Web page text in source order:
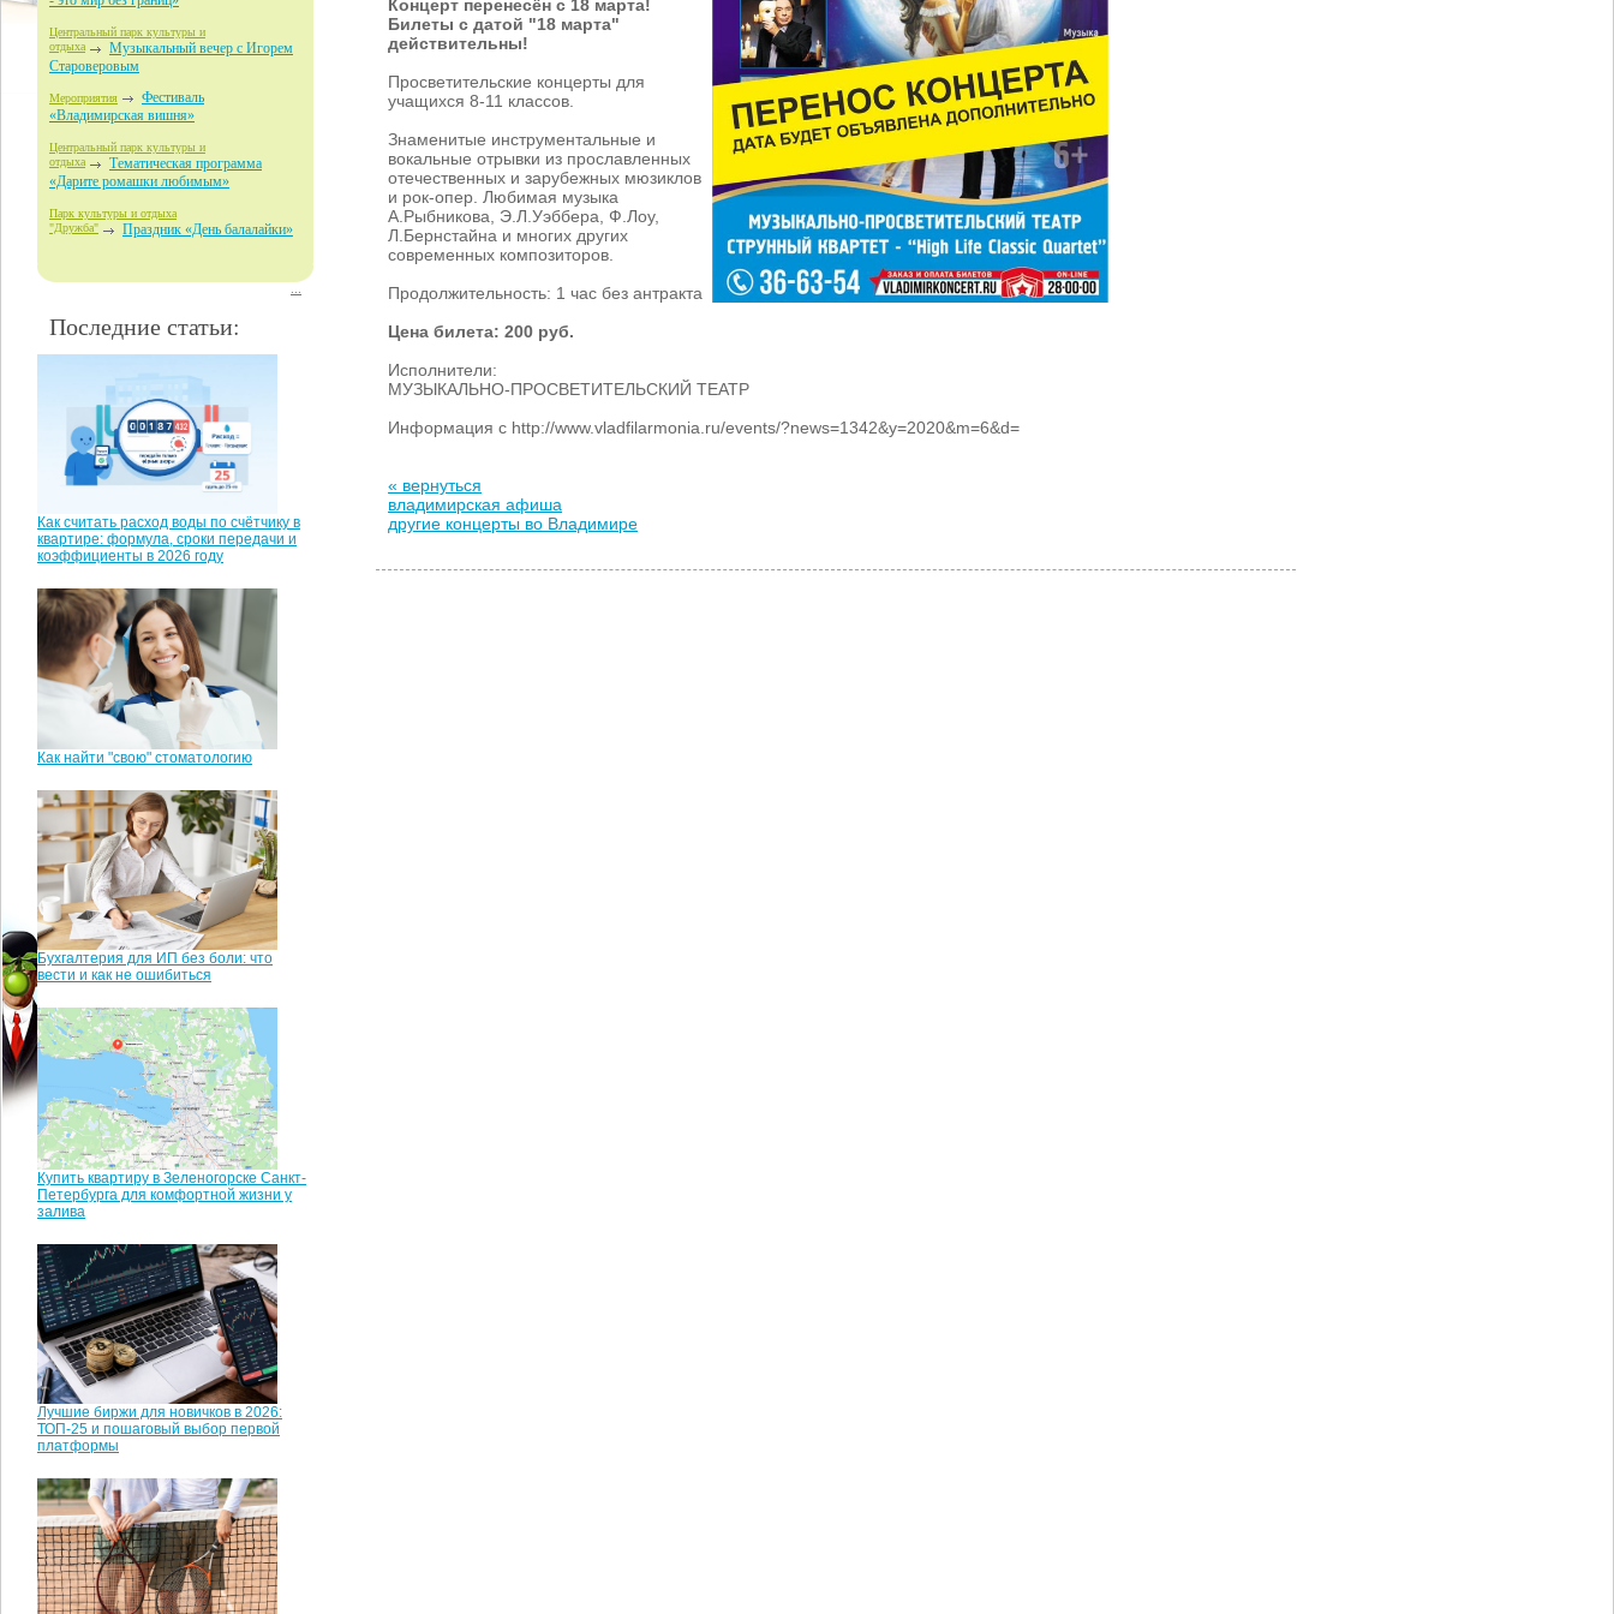
Центральный парк культуры и
отдыха
Музыкальный вечер с Игорем
Староверовым
Мероприятия
Фестиваль
«Владимирская вишня»
Центральный парк культуры и
отдыха
Тематическая программа
«Дарите ромашки любимым»
Парк культуры и отдыха
"Дружба" Праздник «День балалайки»
Последние статьи:
Как считать расход воды по счётчику в
квартире: формула, сроки передачи и
коэффициенты в 2026 году
Как найти "свою" стоматологию
Бухгалтерия для ИП без боли: что
вести и как не ошибиться
Купить квартиру в Зеленогорске Санкт-
Петербурга для комфортной жизни у
залива
Лучшие биржи для новичков в 2026:
ТОП-25 и пошаговый выбор первой
платформы
Концерт перенесён с 18 марта!
Билеты с датой "18 марта"
действительны!
Просветительские концерты для
учащихся 8-11 классов.
Знаменитые инструментальные и
вокальные отрывки из прославленных
отечественных и зарубежных мюзиклов
и рок-опер. Любимая музыка
А.Рыбникова, Э.Л.Уэббера, Ф.Лоу,
Л.Бернстайна и многих других
современных композиторов.
Продолжительность: 1 час без антракта
Цена билета: 200 руб.
Исполнители:
МУЗЫКАЛЬНО-ПРОСВЕТИТЕЛЬСКИЙ ТЕАТР
Информация с http://www.vladfilarmonia.ru/events/?news=1342&y=2020&m=6&d=
« вернуться
владимирская афиша
другие концерты во Владимире